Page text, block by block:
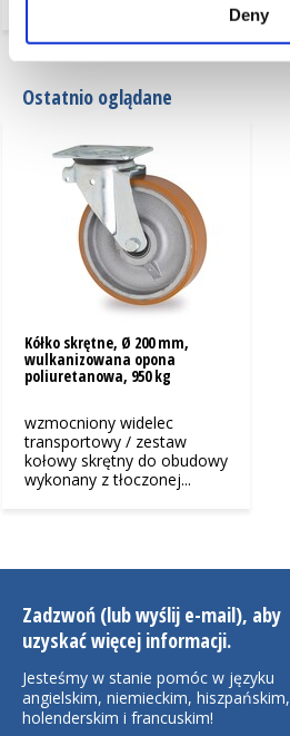
Deny
Ostatnio oglądane
Kółko skrętne, Ø 200 mm,
wulkanizowana opona
poliuretanowa, 950 kg
wzmocniony widelec
transportowy / zestaw
kołowy skrętny do obudowy
wykonany z tłoczonej...
Zadzwoń (lub wyślij e-mail), aby
uzyskać więcej informacji.
Jesteśmy w stanie pomóc w języku
angielskim, niemieckim, hiszpańskim,
holenderskim i francuskim!